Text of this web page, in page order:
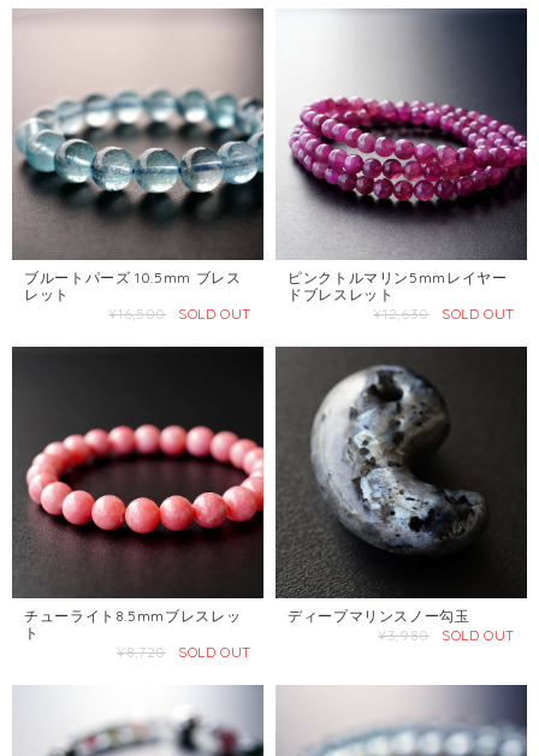
ブルートパーズ 10.5mm ブレス
レット
¥16,500
SOLD OUT
ピンクトルマリン5mmレイヤー
ドブレスレット
¥12,630
SOLD OUT
チューライト8.5mmブレスレッ
ト
¥8,720
SOLD OUT
ディープマリンスノー勾玉
¥3,980
SOLD OUT